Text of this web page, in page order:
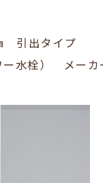
引出タイプ
水栓） メー